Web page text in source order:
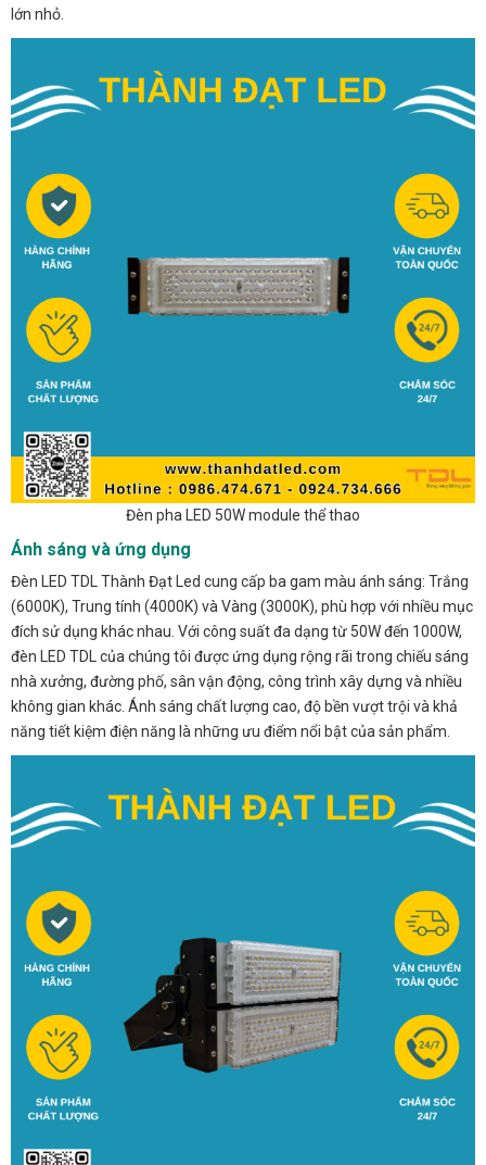
lớn nhỏ.
Đèn pha LED 50W module thể thao
Ánh sáng và ứng dụng
Đèn LED TDL Thành Đạt Led cung cấp ba gam màu ánh sáng: Trắng
(6000K), Trung tính (4000K) và Vàng (3000K), phù hợp với nhiều mục
đích sử dụng khác nhau. Với công suất đa dạng từ 50W đến 1000W,
đèn LED TDL của chúng tôi được ứng dụng rộng rãi trong chiếu sáng
nhà xưởng, đường phố, sân vận động, công trình xây dựng và nhiều
không gian khác. Ánh sáng chất lượng cao, độ bền vượt trội và khả
năng tiết kiệm điện năng là những ưu điểm nổi bật của sản phẩm.